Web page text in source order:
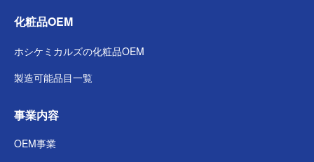
化粧品OEM
ホシケミカルズの化粧品OEM
製造可能品目一覧
事業内容
OEM事業